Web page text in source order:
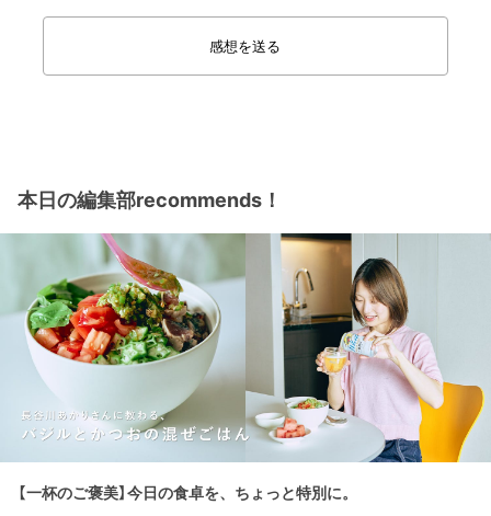
感想を送る
本日の編集部recommends！
【一杯のご褒美】今日の食卓を、ちょっと特別に。